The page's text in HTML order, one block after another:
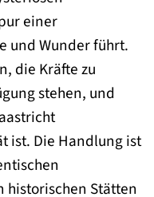
einer
und Wunder führt.
die Kräfte zu
stehen, und
ist. Die Handlung ist
historischen Stätten